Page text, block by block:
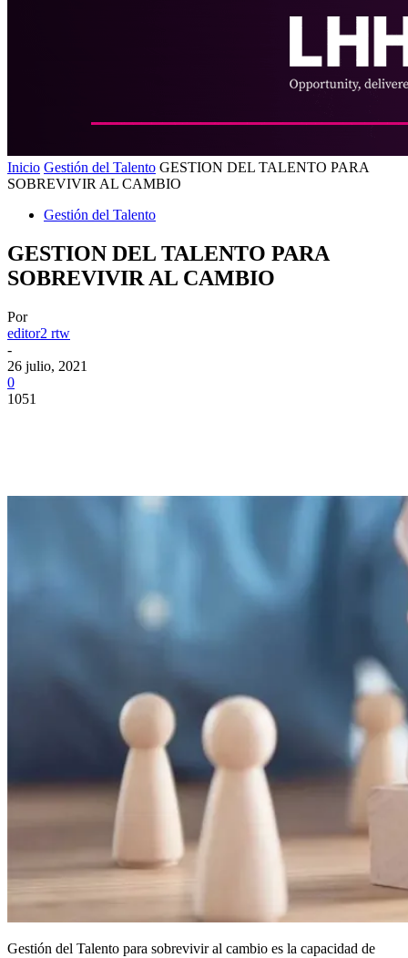
Inicio Gestión del Talento GESTION DEL TALENTO PARA
SOBREVIVIR AL CAMBIO
Gestión del Talento
GESTION DEL TALENTO PARA
SOBREVIVIR AL CAMBIO
Por
editor2 rtw
-
26 julio, 2021
0
1051
Gestión del Talento para sobrevivir al cambio es la capacidad de